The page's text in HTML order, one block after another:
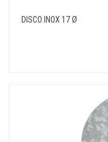
DISCO INOX 17 Ø